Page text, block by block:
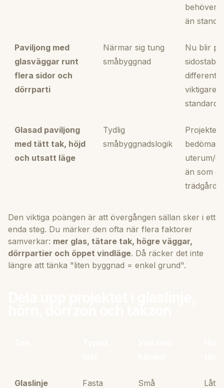
behöver
än
Paviljong med
glasväggar runt
flera sidor och
dörrparti
Närmar sig tung
småbyggnad
Nu blir
viktigare
Glasad paviljong
med tätt tak, höjd
och utsatt läge
Tydlig
småbyggnadslogik
Projektet
bedömas
uterum/
än som
Den viktiga poängen är att övergången sällan sker i ett
enda steg. Du märker den ofta när flera faktorer
samverkar: mer glas, tätare tak, högre väggar,
dörrpartier och öppet vindläge. Då räcker det inte
längre att tänka "liten byggnad = enkel grund".
Glaslinje
Fasta
Små
Låt